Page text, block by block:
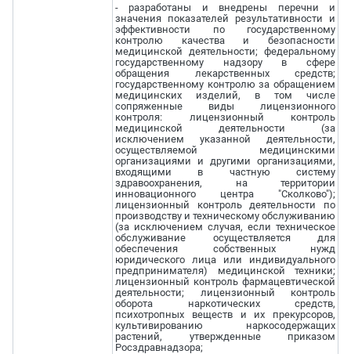
- разработаны и внедрены перечни и
значения показателей результативности и
эффективности по государственному
контролю качества и безопасности
медицинской деятельности; федеральному
государственному надзору в сфере
обращения лекарственных средств;
государственному контролю за обращением
медицинских изделий, в том числе
сопряженные виды лицензионного
контроля: лицензионный контроль
медицинской деятельности (за
исключением указанной деятельности,
осуществляемой медицинскими
организациями и другими организациями,
входящими в частную систему
здравоохранения, на территории
инновационного центра "Сколково");
лицензионный контроль деятельности по
производству и техническому обслуживанию
(за исключением случая, если техническое
обслуживание осуществляется для
обеспечения собственных нужд
юридического лица или индивидуального
предпринимателя) медицинской техники;
лицензионный контроль фармацевтической
деятельности; лицензионный контроль
оборота наркотических средств,
психотропных веществ и их прекурсоров,
культивированию наркосодержащих
растений, утвержденные приказом
Росздравнадзора;